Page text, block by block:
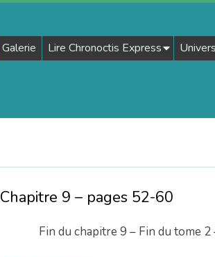
Galerie Lire Chronoctis Express Univers
Chapitre 9 – pages 52-60
Fin du chapitre 9 – Fin du tome 2